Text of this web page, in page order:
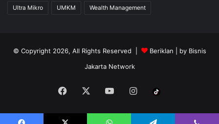
Ultra Mikro UMKM Wealth Management
© Copyright 2026, All Rights Reserved | Beriklan | by Bisnis
Jakarta Network
Facebook YouTubeInstagram